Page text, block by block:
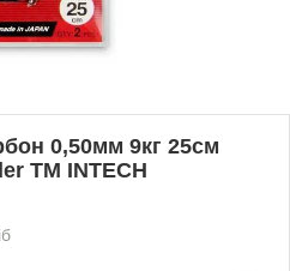
0,50мм 9кг 25см
ТМ INTECH